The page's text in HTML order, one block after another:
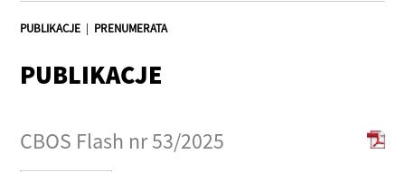
PUBLIKACJE | PRENUMERATA
PUBLIKACJE
CBOS Flash nr 53/2025